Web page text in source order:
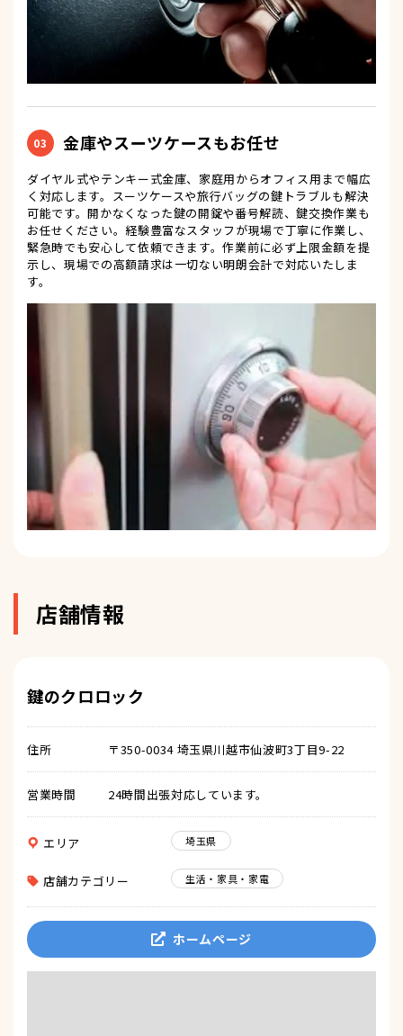
03 金庫やスーツケースもお任せ
ダイヤル式やテンキー式金庫、家庭用からオフィス用まで幅広
く対応します。スーツケースや旅行バッグの鍵トラブルも解決
可能です。開かなくなった鍵の開錠や番号解読、鍵交換作業も
お任せください。経験豊富なスタッフが現場で丁寧に作業し、
緊急時でも安心して依頼できます。作業前に必ず上限金額を提
示し、現場での高額請求は一切ない明朗会計で対応いたしま
す。
店舗情報
鍵のクロロック
住所 〒350-0034 埼玉県川越市仙波町3丁目9-22
営業時間 24時間出張対応しています。
エリア 埼玉県
店舗カテゴリー 生活・家具・家電
ホームページ